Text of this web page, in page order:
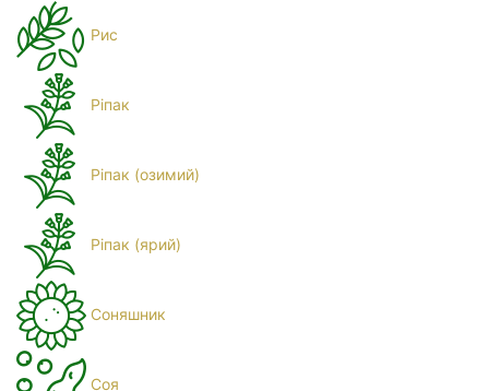
Рис
Ріпак
Ріпак (озимий)
Ріпак (ярий)
Соняшник
Соя